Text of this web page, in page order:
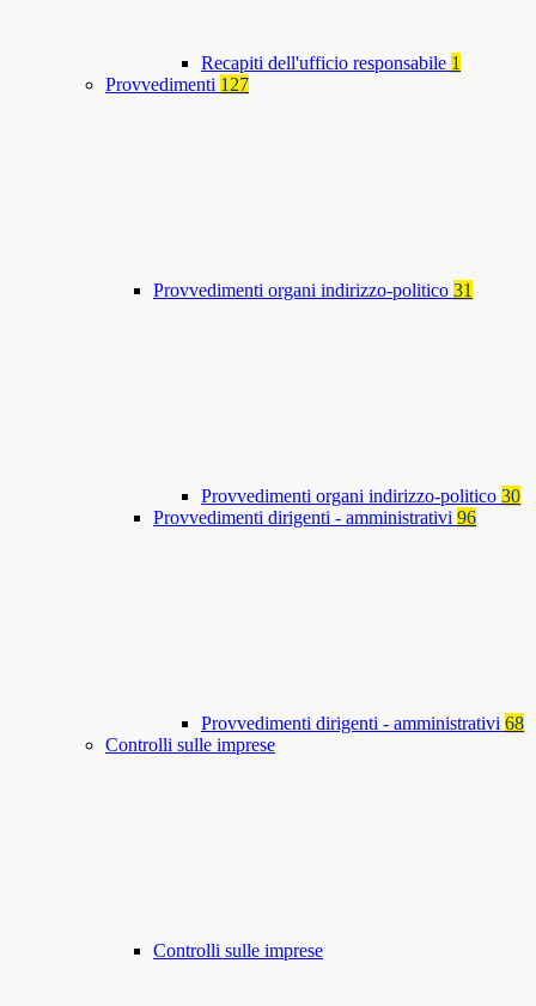
Recapiti dell'ufficio responsabile 1
Provvedimenti 127
Provvedimenti organi indirizzo-politico 31
Provvedimenti organi indirizzo-politico 30
Provvedimenti dirigenti - amministrativi 96
Provvedimenti dirigenti - amministrativi 68
Controlli sulle imprese
Controlli sulle imprese